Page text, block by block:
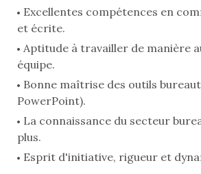
Excellentes compétences en
et écrite.
Aptitude à travailler de manière
équipe.
Bonne maîtrise des outils
PowerPoint).
La connaissance du secteur
plus.
Esprit d'initiative, rigueur et